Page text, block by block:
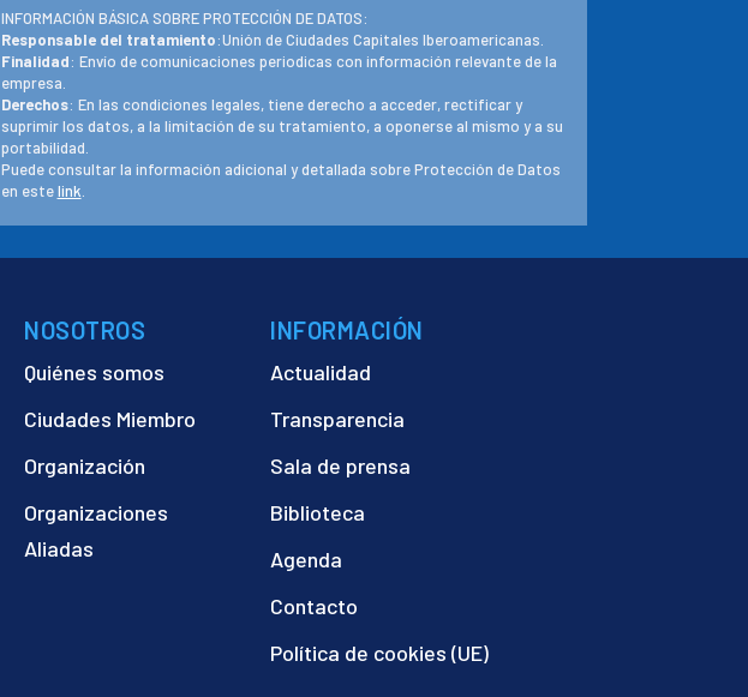
INFORMACIÓN BÁSICA SOBRE PROTECCIÓN DE DATOS:
Responsable del tratamiento:Unión de Ciudades Capitales Iberoamericanas.
Finalidad: Envío de comunicaciones periodicas con información relevante de la
empresa.
Derechos: En las condiciones legales, tiene derecho a acceder, rectificar y
suprimir los datos, a la limitación de su tratamiento, a oponerse al mismo y a su
portabilidad.
Puede consultar la información adicional y detallada sobre Protección de Datos
en estelink.
NOSOTROS
Quiénes somos
Ciudades Miembro
Organización
Organizaciones
Aliadas
INFORMACIÓN
Actualidad
Transparencia
Sala de prensa
Biblioteca
Agenda
Contacto
Política de cookies (UE)